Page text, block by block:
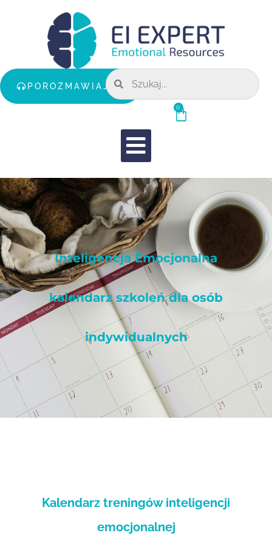
POROZMAWIAJMY
0
Inteligencja Emocjonalna
kalendarz szkoleń dla osób
indywidualnych
Kalendarz treningów inteligencji
emocjonalnej